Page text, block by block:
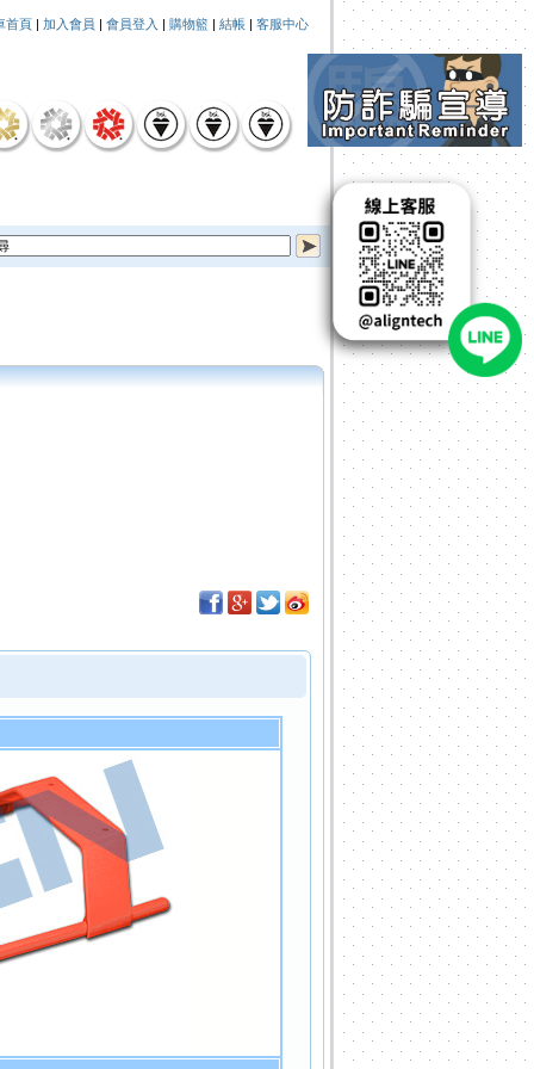
首頁 | 加入會員 | 會員登入 | 購物籃 | 結帳 | 客服中心